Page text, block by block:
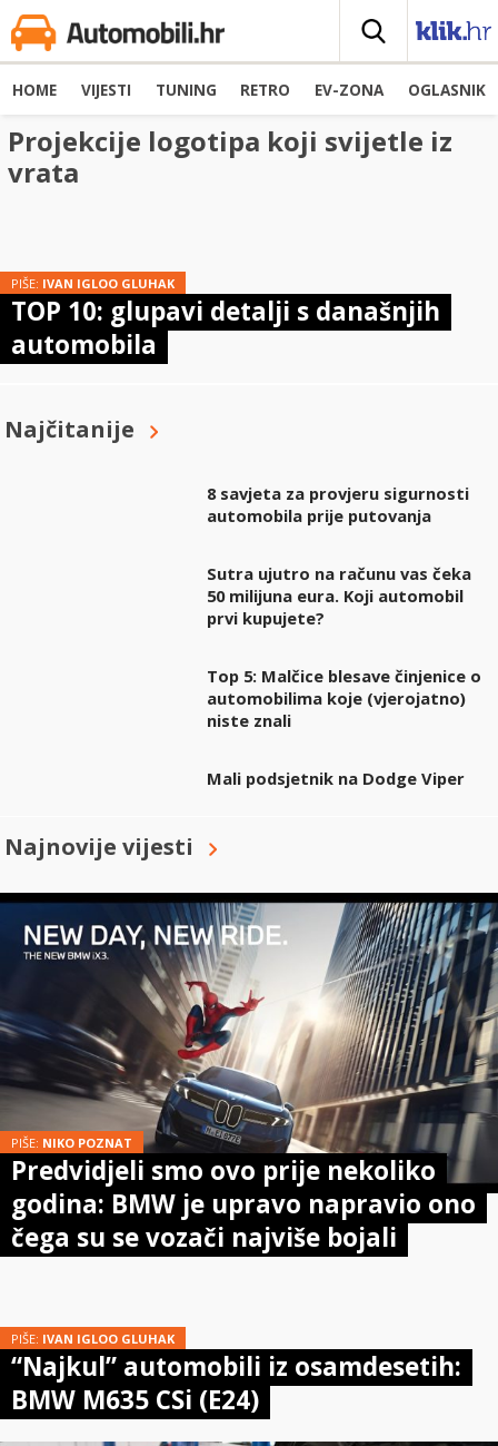
HOME VIJESTI TUNING RETRO EV-ZONA OGLASNIK
Projekcije logotipa koji svijetle iz
vrata
PIŠE: IVAN IGLOO GLUHAK
TOP 10: glupavi detalji s današnjih
automobila
Najčitanije
8 savjeta za provjeru sigurnosti
automobila prije putovanja
Sutra ujutro na računu vas čeka
50 milijuna eura. Koji automobil
prvi kupujete?
Top 5: Malčice blesave činjenice o
automobilima koje (vjerojatno)
niste znali
Mali podsjetnik na Dodge Viper
Najnovije vijesti
PIŠE: NIKO POZNAT
Predvidjeli smo ovo prije nekoliko
godina: BMW je upravo napravio ono
čega su se vozači najviše bojali
PIŠE: IVAN IGLOO GLUHAK
“Najkul” automobili iz osamdesetih:
BMW M635 CSi (E24)